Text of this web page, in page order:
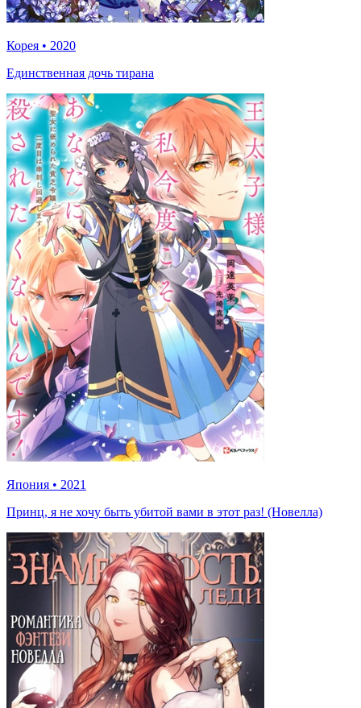
Корея • 2020
Единственная дочь тирана
Япония • 2021
Принц, я не хочу быть убитой вами в этот раз! (Новелла)